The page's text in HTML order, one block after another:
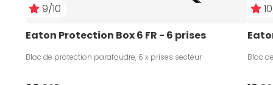
9/10
Eaton Protection Box 6 FR - 6 prises
Bloc de protection parafoudre, 6 x prises secteur Bloc